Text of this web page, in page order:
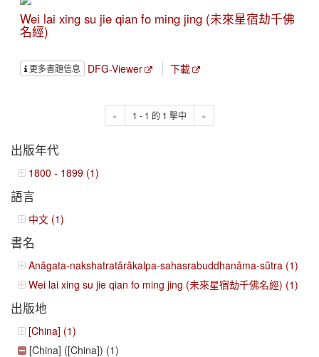
Wei lai xing su jie qian fo ming jing (未來星宿劫千佛
名經)
更多書題信息 DFG-Viewer 下載
« 1 - 1 的 1 擊中 »
出版年代
1800 - 1899 (1)
語言
中文 (1)
書名
Anâgata-nakshatratârâkalpa-sahasrabuddhanâma-sûtra (1)
Wei lai xing su jie qian fo ming jing (未來星宿劫千佛名經) (1)
出版地
[China] (1)
[China] ([China]) (1)